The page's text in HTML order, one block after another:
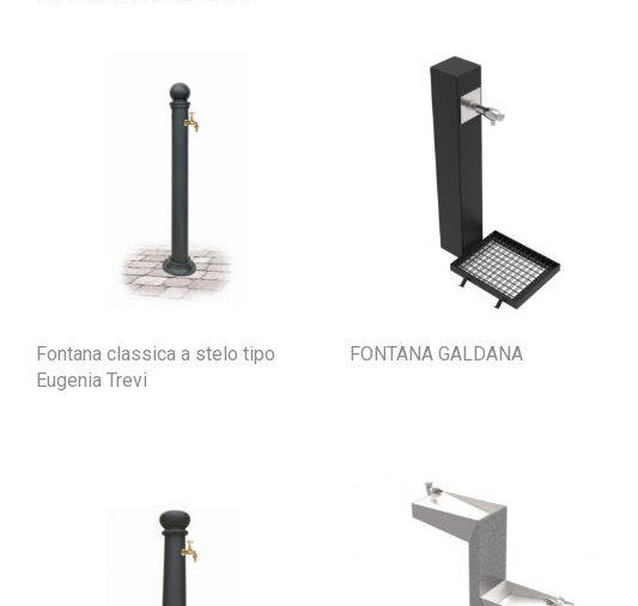
Fontana classica a stelo tipo
Eugenia Trevi
FONTANA GALDANA